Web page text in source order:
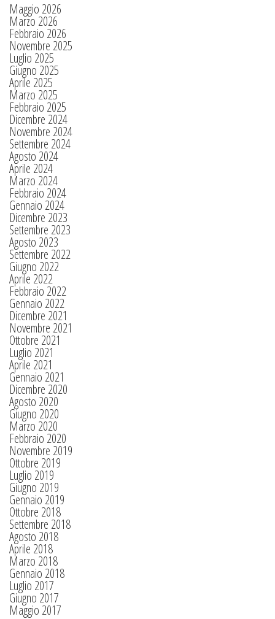
Maggio 2026
Marzo 2026
Febbraio 2026
Novembre 2025
Luglio 2025
Giugno 2025
Aprile 2025
Marzo 2025
Febbraio 2025
Dicembre 2024
Novembre 2024
Settembre 2024
Agosto 2024
Aprile 2024
Marzo 2024
Febbraio 2024
Gennaio 2024
Dicembre 2023
Settembre 2023
Agosto 2023
Settembre 2022
Giugno 2022
Aprile 2022
Febbraio 2022
Gennaio 2022
Dicembre 2021
Novembre 2021
Ottobre 2021
Luglio 2021
Aprile 2021
Gennaio 2021
Dicembre 2020
Agosto 2020
Giugno 2020
Marzo 2020
Febbraio 2020
Novembre 2019
Ottobre 2019
Luglio 2019
Giugno 2019
Gennaio 2019
Ottobre 2018
Settembre 2018
Agosto 2018
Aprile 2018
Marzo 2018
Gennaio 2018
Luglio 2017
Giugno 2017
Maggio 2017